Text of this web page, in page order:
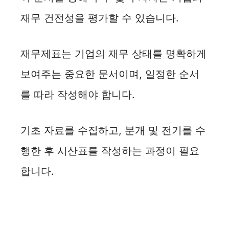
재무 건전성을 평가할 수 있습니다.
재무제표는 기업의 재무 상태를 명확하게
보여주는 중요한 문서이며, 일정한 순서
를 따라 작성해야 합니다.
기초 자료를 수집하고, 분개 및 전기를 수
행한 후 시산표를 작성하는 과정이 필요
합니다.